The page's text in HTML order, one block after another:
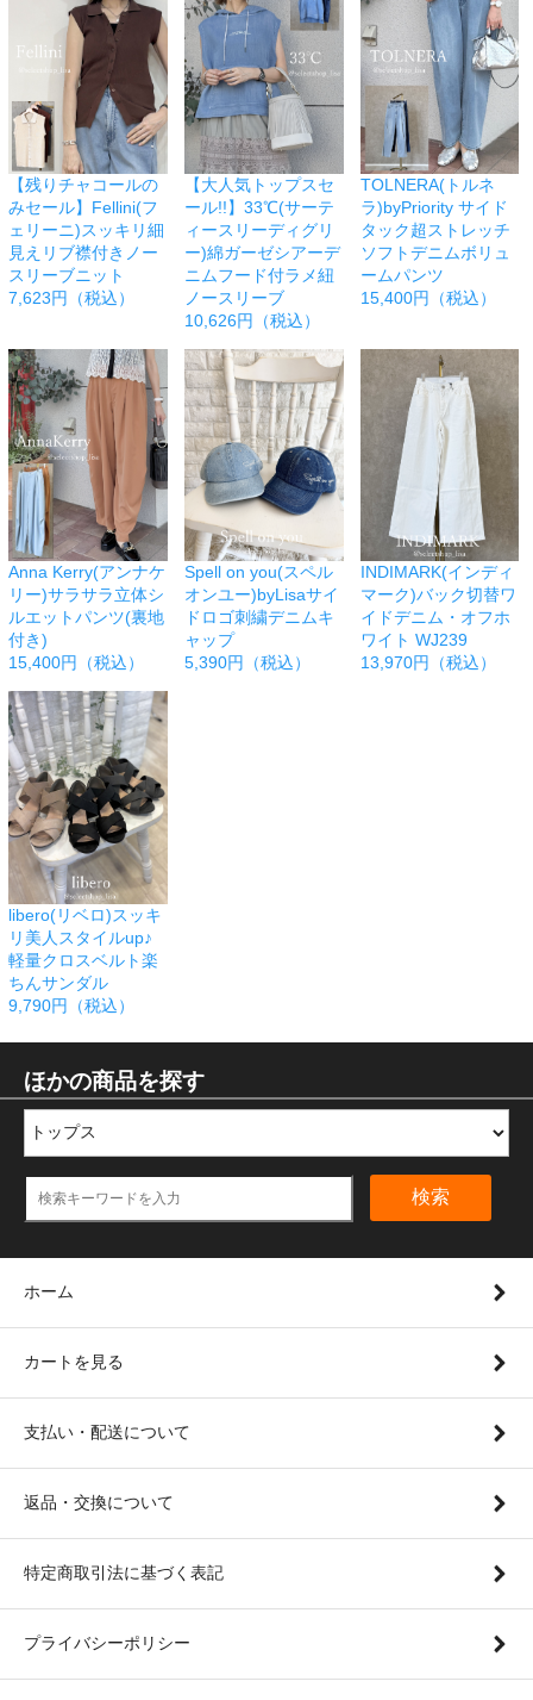
【残りチャコールの
みセール】Fellini(フ
ェリーニ)スッキリ細
見えリブ襟付きノー
スリーブニット
7,623円（税込）
【大人気トップスセ
ール!!】33℃(サーテ
ィースリーディグリ
ー)綿ガーゼシアーデ
ニムフード付ラメ紐
ノースリーブ
10,626円（税込）
TOLNERA(トルネ
ラ)byPriority サイド
タック超ストレッチ
ソフトデニムボリュ
ームパンツ
15,400円（税込）
Anna Kerry(アンナケ
リー)サラサラ立体シ
ルエットパンツ(裏地
付き)
15,400円（税込）
Spell on you(スペル
オンユー)byLisaサイ
ドロゴ刺繍デニムキ
ャップ
5,390円（税込）
INDIMARK(インディ
マーク)バック切替ワ
イドデニム・オフホ
ワイト WJ239
13,970円（税込）
libero(リベロ)スッキ
リ美人スタイルup♪
軽量クロスベルト楽
ちんサンダル
9,790円（税込）
ほかの商品を探す
検索
ホーム
カートを見る
支払い・配送について
返品・交換について
特定商取引法に基づく表記
プライバシーポリシー